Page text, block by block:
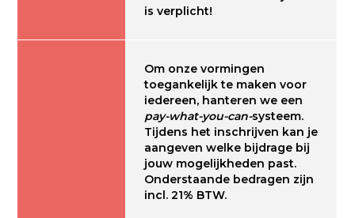
is verplicht!
Om onze vormingen
toegankelijk te maken voor
iedereen, hanteren we een
pay-what-you-can-systeem.
Tijdens het inschrijven kan je
aangeven welke bijdrage bij
jouw mogelijkheden past.
Onderstaande bedragen zijn
incl. 21% BTW.